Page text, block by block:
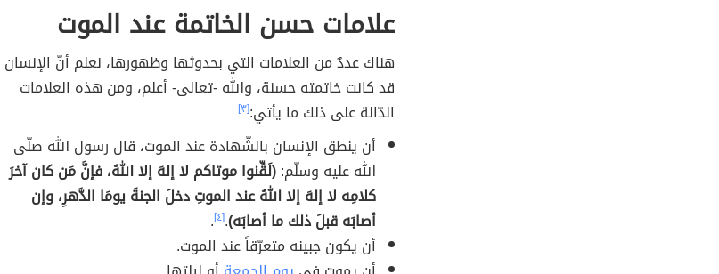
علامات حسن الخاتمة عند الموت
هناك عددٌ من العلامات التي بحدوثها وظهورها، نعلم أنّ الإنسان
قد كانت خاتمته حسنة، والله -تعالى- أعلم، ومن هذه العلامات
الدّالة على ذلك ما يأتي:[٣]
أن ينطق الإنسان بالشّهادة عند الموت، قال رسول الله صلّى
الله عليه وسلّم:(لَقِّنوا موتاكم لا إلهَ إلا اللهُ، فإنَّ مَن كان آخرَ
كلامِه لا إلهَ إلا اللهُ عند الموتِ دخلَ الجنةَ يومَا الدَّهرِ، وإن
أصابَه قبلَ ذلك ما أصابَه).[٤] .
أن يكون جبينه متعرّقاً عند الموت.